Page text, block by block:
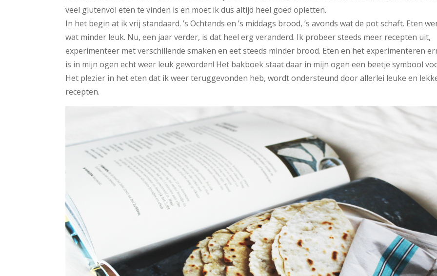
veel glutenvol eten te vinden is en moet ik dus altijd heel goed opletten.
In het begin at ik vrij standaard. ’s Ochtends en ’s middags brood, ’s avonds wat de pot schaft. Eten
wat minder leuk. Nu, een jaar verder, is dat heel erg veranderd. Ik probeer steeds meer recepten uit,
experimenteer met verschillende smaken en eet steeds minder brood. Eten en het experimenteren
is in mijn ogen echt weer leuk geworden! Het bakboek staat daar in mijn ogen een beetje symbool
Het plezier in het eten dat ik weer teruggevonden heb, wordt ondersteund door allerlei leuke en
recepten.